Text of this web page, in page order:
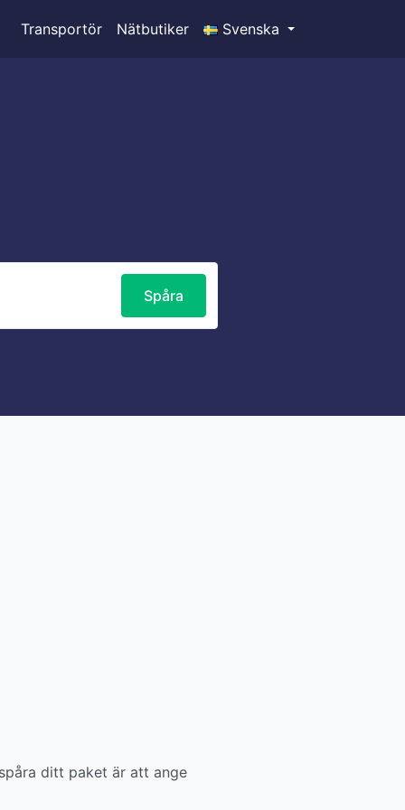
Transportör Nätbutiker Svenska
Spåra
ditt paket är att ange